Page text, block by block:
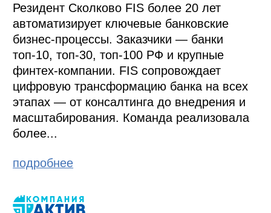
Резидент Сколково FIS более 20 лет
автоматизирует ключевые банковские
бизнес-процессы. Заказчики — банки
топ-10, топ-30, топ-100 РФ и крупные
финтех-компании. FIS сопровождает
цифровую трансформацию банка на всех
этапах — от консалтинга до внедрения и
масштабирования. Команда реализовала
более...
подробнее